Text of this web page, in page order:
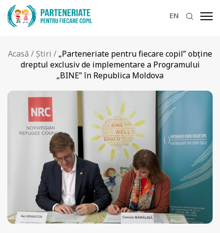
EN
Acasă / Știri / „Parteneriate pentru fiecare copil” obține
dreptul exclusiv de implementare a Programului
„BINE” în Republica Moldova